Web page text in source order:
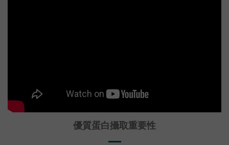
優質蛋白攝取重要性